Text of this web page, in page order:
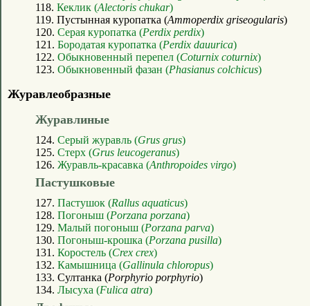
118. Кеклик (Alectoris chukar)
119. Пустынная куропатка (Ammoperdix griseogularis)
120. Серая куропатка (Perdix perdix)
121. Бородатая куропатка (Perdix dauurica)
122. Обыкновенный перепел (Coturnix coturnix)
123. Обыкновенный фазан (Phasianus colchicus)
Журавлеобразные
Журавлиные
124. Серый журавль (Grus grus)
125. Стерх (Grus leucogeranus)
126. Журавль-красавка (Anthropoides virgo)
Пастушковые
127. Пастушок (Rallus aquaticus)
128. Погоныш (Porzana porzana)
129. Малый погоныш (Porzana parva)
130. Погоныш-крошка (Porzana pusilla)
131. Коростель (Crex crex)
132. Камышница (Gallinula chloropus)
133. Султанка (Porphyrio porphyrio)
134. Лысуха (Fulica atra)